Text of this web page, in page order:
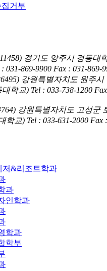
거부
경기도 양주시 경동대
: 031-869-9900 Fax : 031-869-
강원특별자치도 원주
대학교) Tel : 033-738-1200
강원특별자치도 고성군
학교) Tel : 033-631-2000 Fax
저&리조트학과
과
인학과
학과
학부